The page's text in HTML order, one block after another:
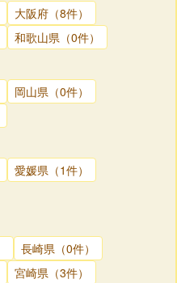
大阪府（8件）
和歌山県（0件）
岡山県（0件）
愛媛県（1件）
長崎県（0件）
宮崎県（3件）